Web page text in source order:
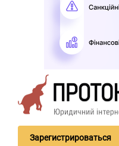
Зарегистрироваться